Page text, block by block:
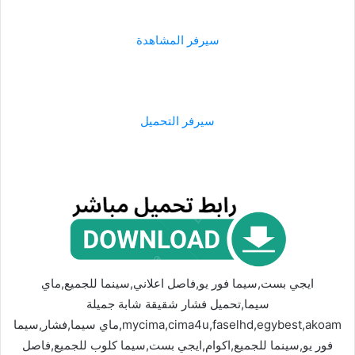
سيرفر المشاهدة
سيرفر التحميل
ايجي بست,سيما فور يو,فاصل اعلاني,سينما للجميع,ماي
سيما,تحميل فشار شقيقة شابة جميلة
mycima,cima4u,faselhd,egybest,akoam,ماي سيما,فشار,سيما
فور يو,سينما للجميع,اكوام,ايجي بست,سيما كلوب للجميع,فاصل